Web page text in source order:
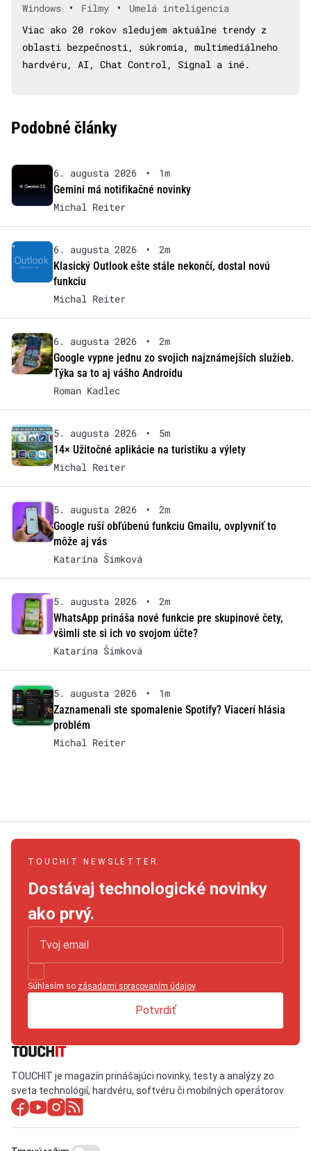
Windows • Filmy •
Umelá inteligencia
Viac ako 20 rokov sledujem aktuálne trendy z
oblasti bezpečnosti, súkromia, multimediálneho
hardvéru, AI, Chat Control, Signal a iné.
Podobné články
6. augusta 2026 •
1m
Gemini má notifikačné novinky
Michal Reiter
6. augusta 2026 •
2m
Klasický Outlook ešte stále nekončí, dostal novú
funkciu
Michal Reiter
6. augusta 2026 •
2m
Google vypne jednu zo svojich najznámejších služieb.
Týka sa to aj vášho Androidu
Roman Kadlec
5. augusta 2026 •
5m
14× Užitočné aplikácie na turistiku a výlety
Michal Reiter
5. augusta 2026 •
2m
Google ruší obľúbenú funkciu Gmailu, ovplyvniť to
môže aj vás
Katarína Šimková
5. augusta 2026 •
2m
WhatsApp prináša nové funkcie pre skupinové čety,
všimli ste si ich vo svojom účte?
Katarína Šimková
5. augusta 2026 •
1m
Zaznamenali ste spomalenie Spotify? Viacerí hlásia
problém
Michal Reiter
TOUCHIT NEWSLETTER
Dostávaj technologické novinky
ako prvý.
Súhlasím so zásadami spracovaním údajov.
Potvrdiť
TOUCHIT je magazín prinášajúci novinky, testy a analýzy zo
sveta technológií, hardvéru, softvéru či mobilných operátorov.